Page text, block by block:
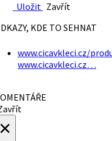
Uložit Zavřít
KDE TO SEHNAT
www.cicavkleci.cz/
www.cicavkleci.cz…